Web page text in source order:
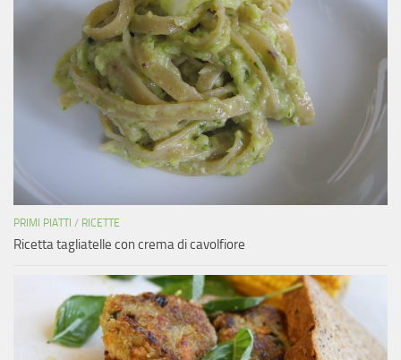
PRIMI PIATTI / RICETTE
Ricetta tagliatelle con crema di cavolfiore